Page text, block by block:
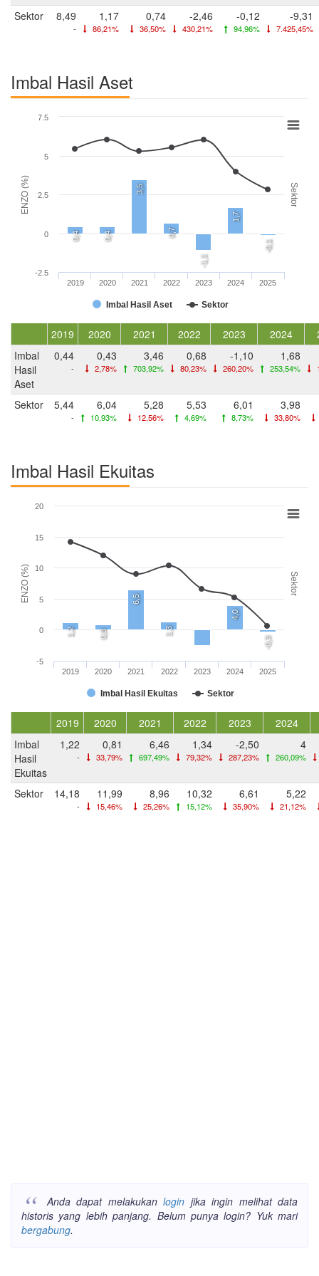
Sektor
8,49
-
1,17
86,21%
0,74
36,50%
-2,46
430,21%
-0,12
94,96%
-9,31
7.425,45%
Imbal Hasil Aset
ENZO (%) Sektor
0,4 0,4
3,5
0,7
-1,1
1,7
-0,1
Imbal Hasil Aset Sektor
2019 2020 2021 2022 2023 2024 2025
-2.5
0
2.5
5
7.5
2019 2020 2021 2022 2023 2024
Imbal
Hasil
Aset
0,44
-
0,43
2,78%
3,46
703,92%
0,68
80,23%
-1,10
260,20%
1,68
253,54%
Sektor 5,44
-
6,04
10,93%
5,28
12,56%
5,53
4,69%
6,01
8,73%
3,98
33,80%
Imbal Hasil Ekuitas
ENZO (%) Sektor
1,2 0,8
6,5
1,3
4,0
-0,3
Imbal Hasil Ekuitas Sektor
2019 2020 2021 2022 2023 2024 2025
-5
0
5
10
15
20
2019 2020 2021 2022 2023
2024
Imbal
Hasil
Ekuitas
1,22
-
0,81
33,79%
6,46
697,49%
1,34
79,32%
-2,50
287,23%
4
260,09%
Sektor 14,18
-
11,99
15,46%
8,96
25,26%
10,32
15,12%
6,61
35,90%
5,22
21,12%
Anda dapat melakukanlogin jika ingin melihat data
historis yang lebih panjang. Belum punya login? Yuk mari
bergabung.